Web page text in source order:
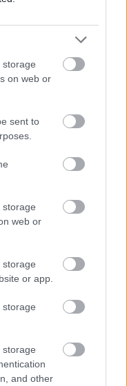
storage
on web or
sent to
storage
web or
storage
or app.
storage
storage
and other
csodálkozol, hogy
de ha kipróbálnád
akkor jó
házi kedvencet